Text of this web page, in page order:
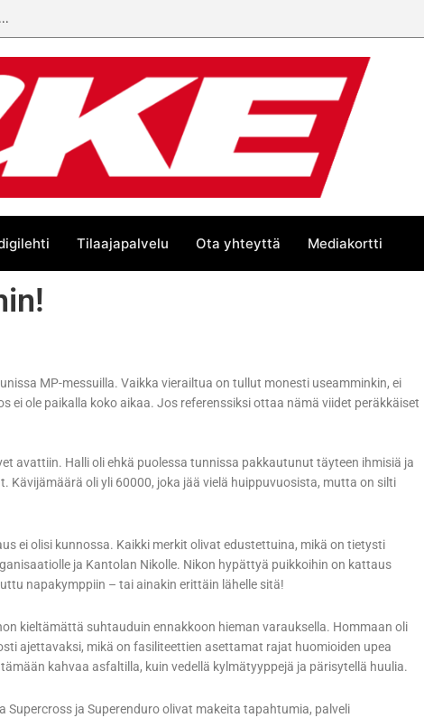
Tilaajapalvelu Ota yhteyttä Mediakortti
MP-messuilla. Vaikka vierailtua on tullut monesti useamminkin, ei
ei ole paikalla koko aikaa. Jos referenssiksi ottaa nämä viidet peräkkäiset
avattiin. Halli oli ehkä puolessa tunnissa pakkautunut täyteen ihmisiä ja
Kävijämäärä oli yli 60000, joka jää vielä huippuvuosista, mutta on silti
ei olisi kunnossa. Kaikki merkit olivat edustettuina, mikä on tietysti
ja Kantolan Nikolle. Nikon hypättyä puikkoihin on kattaus
napakymppiin – tai ainakin erittäin lähelle sitä!
kieltämättä suhtauduin ennakkoon hieman varauksella. Hommaan oli
ajettavaksi, mikä on fasiliteettien asettamat rajat huomioiden upea
kahvaa asfaltilla, kuin vedellä kylmätyyppejä ja pärisytellä huulia.
Supercross ja Superenduro olivat makeita tapahtumia, palveli